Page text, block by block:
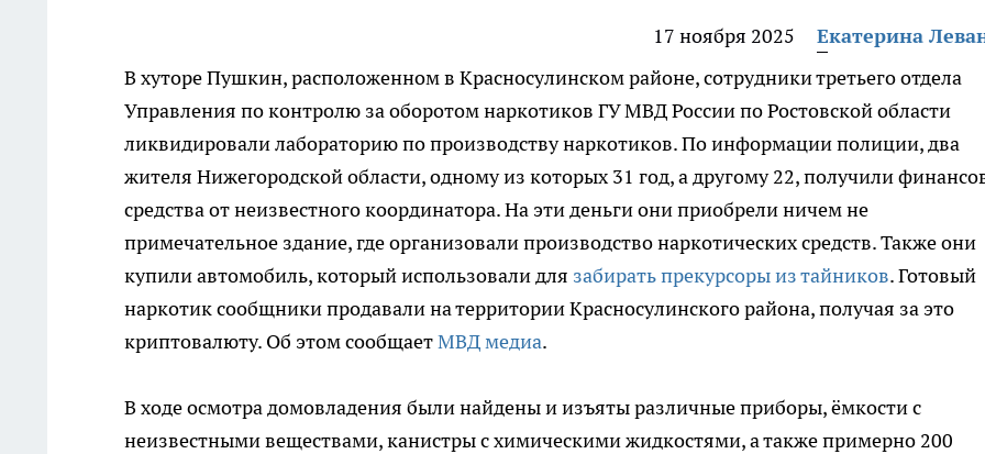
17 ноября 2025
Екатерина
В хуторе Пушкин, расположенном в Красносулинском районе, сотрудники третьего отдела
Управления по контролю за оборотом наркотиков ГУ МВД России по Ростовской области
ликвидировали лабораторию по производству наркотиков. По информации полиции, два
жителя Нижегородской области, одному из которых 31 год, а другому 22, получили
средства от неизвестного координатора. На эти деньги они приобрели ничем не
примечательное здание, где организовали производство наркотических средств. Также они
купили автомобиль, который использовали для забирать прекурсоры из тайников. Готовый
наркотик сообщники продавали на территории Красносулинского района, получая за это
криптовалюту. Об этом сообщаетМВД медиа.
В ходе осмотра домовладения были найдены и изъяты различные приборы, ёмкости с
неизвестными веществами, канистры с химическими жидкостями, а также примерно 200